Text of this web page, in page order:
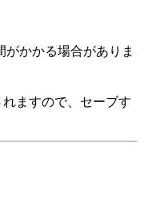
かかる場合がありま
ますので、セーブす